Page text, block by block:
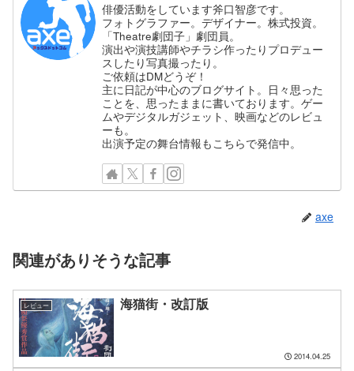
俳優活動をしています斧口智彦です。
フォトグラファー。デザイナー。株式投資。
「Theatre劇団子」劇団員。
演出や演技講師やチラシ作ったりプロデュー
スしたり写真撮ったり。
ご依頼はDMどうぞ！
主に日記が中心のブログサイト。日々思った
ことを、思ったままに書いております。ゲー
ムやデジタルガジェット、映画などのレビュ
ーも。
出演予定の舞台情報もこちらで発信中。
axe
関連がありそうな記事
レビュー 海猫街・改訂版
2014.04.25